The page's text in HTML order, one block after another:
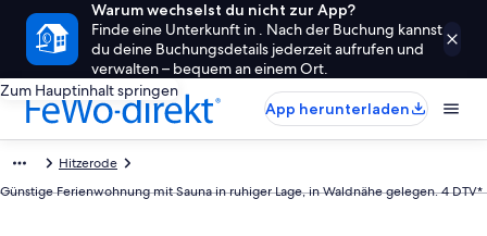
Warum wechselst du nicht zur App?
Finde eine Unterkunft in . Nach der Buchung kannst
du deine Buchungsdetails jederzeit aufrufen und
verwalten – bequem an einem Ort.
Zum Hauptinhalt springen
App herunterladen
Hitzerode
Günstige Ferienwohnung mit Sauna in ruhiger Lage, in Waldnähe gelegen. 4 DTV*